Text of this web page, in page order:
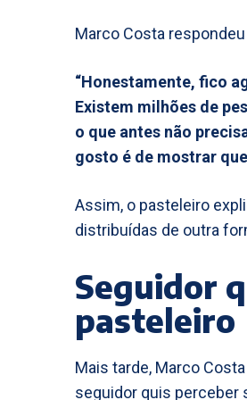
Marco Costa
“Honestamente, fico
Existem milhões de
o que antes não
gosto é de mostrar
Assim, o pasteleiro
distribuídas de outra
Seguidor
pasteleiro
Mais tarde, Marco
seguidor quis perceber